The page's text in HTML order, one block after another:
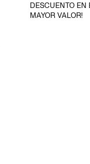
DESCUENTO EN
MAYOR VALOR!